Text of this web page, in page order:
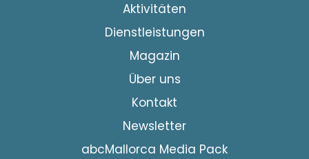
Aktivitäten
Dienstleistungen
Magazin
Über uns
Kontakt
Newsletter
abcMallorca Media Pack